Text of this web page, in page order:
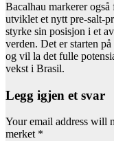
Bacalhau markerer
utviklet et nytt pre-salt-
styrke sin posisjon i et
verden. Det er starten
og vil la det fulle
vekst i Brasil.
Legg igjen et svar
Your email address will
merket *